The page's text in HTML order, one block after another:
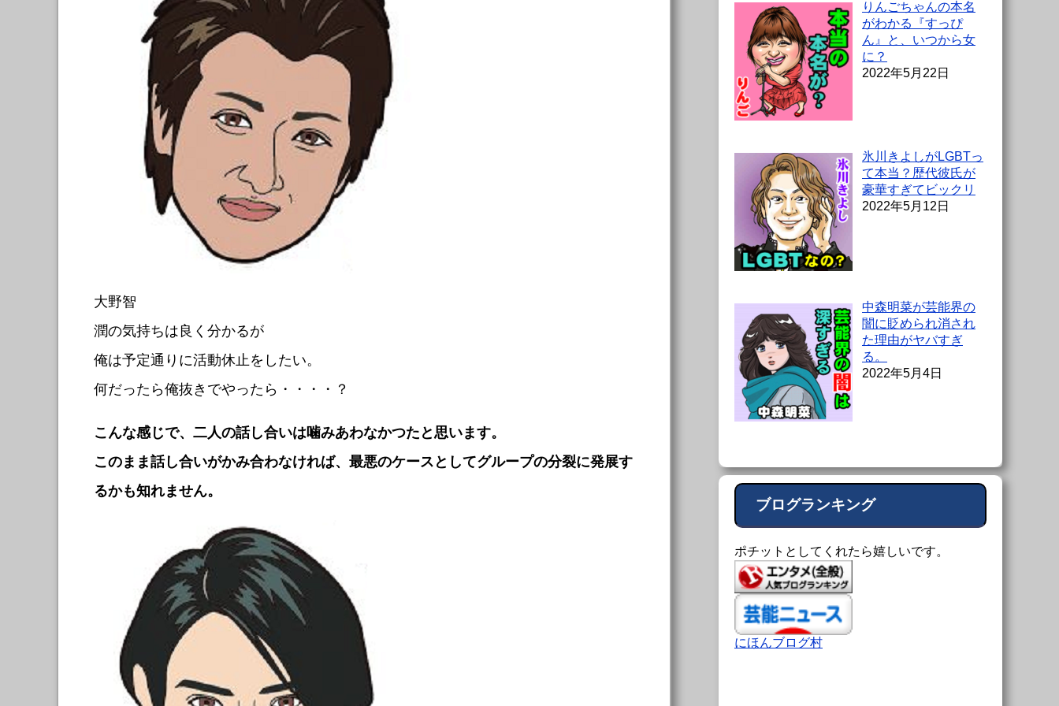
大野智
潤の気持ちは良く分かるが
俺は予定通りに活動休止をしたい。
何だったら俺抜きでやったら・・・・？
こんな感じで、二人の話し合いは噛みあわなかつたと思います。
このまま話し合いがかみ合わなければ、最悪のケースとしてグループの分裂に発展す
るかも知れません。
りんごちゃんの本名
がわかる『すっぴ
ん』と、いつから女
に？
2022年5月22日
氷川きよしがLGBTっ
て本当？歴代彼氏が
豪華すぎてビックリ
2022年5月12日
中森明菜が芸能界の
闇に貶められ消され
た理由がヤバすぎ
る。
2022年5月4日
ブログランキング
ポチットとしてくれたら嬉しいです。
にほんブログ村